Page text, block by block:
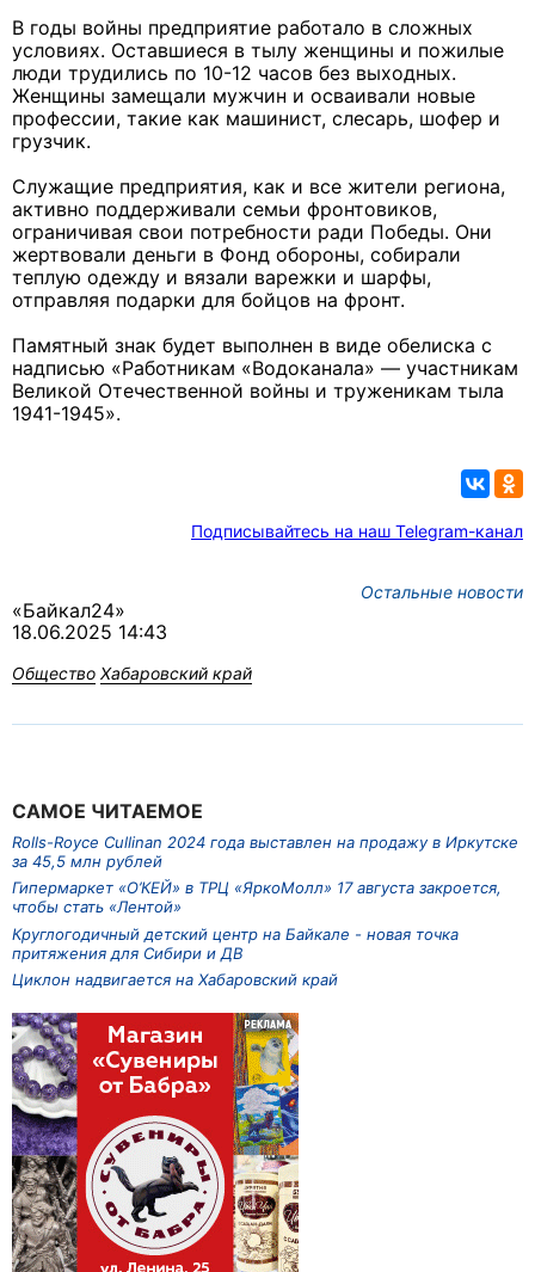
В годы войны предприятие работало в сложных
условиях. Оставшиеся в тылу женщины и пожилые
люди трудились по 10-12 часов без выходных.
Женщины замещали мужчин и осваивали новые
профессии, такие как машинист, слесарь, шофер и
грузчик.
Служащие предприятия, как и все жители региона,
активно поддерживали семьи фронтовиков,
ограничивая свои потребности ради Победы. Они
жертвовали деньги в Фонд обороны, собирали
теплую одежду и вязали варежки и шарфы,
отправляя подарки для бойцов на фронт.
Памятный знак будет выполнен в виде обелиска с
надписью «Работникам «Водоканала» — участникам
Великой Отечественной войны и труженикам тыла
1941-1945».
Подписывайтесь на наш Telegram-канал
Остальные новости
«Байкал24»
18.06.2025 14:43
Общество Хабаровский край
САМОЕ ЧИТАЕМОЕ
Rolls-Royce Cullinan 2024 года выставлен на продажу в Иркутске
за 45,5 млн рублей
Гипермаркет «О’КЕЙ» в ТРЦ «ЯркоМолл» 17 августа закроется,
чтобы стать «Лентой»
Круглогодичный детский центр на Байкале - новая точка
притяжения для Сибири и ДВ
Циклон надвигается на Хабаровский край